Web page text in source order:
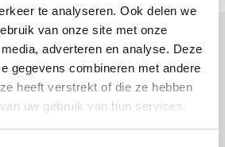
te analyseren. Ook delen we
van onze site met onze
adverteren en analyse. Deze
gegevens combineren met andere
heeft verstrekt of die ze hebben
uw gebruik van hun services.